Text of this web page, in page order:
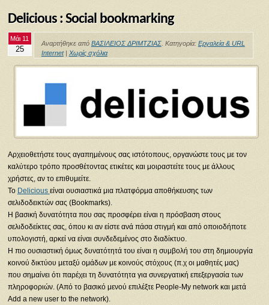
Delicious : Social bookmarking
Μάι 11
25
Αναρτήθηκε από ΒΑΣΙΛΕΙΟΣ ΔΡΙΜΤΖΙΑΣ. Κατηγορία: Εργαλεία & URL
Internet| Χωρίς σχόλια
Αρχειοθετήστε τους αγαπημένους σας ιστότοπους, οργανώστε τους με τον
καλύτερο τρόπο προσθέτοντας ετικέτες και μοιραστείτε τους με άλλους
χρήστες, αν το επιθυμείτε.
Το Delicious είναι ουσιαστικά μια πλατφόρμα αποθήκευσης των
σελιδοδεικτών σας (Bookmarks).
Η βασική δυνατότητα που σας προσφέρει είναι η πρόσβαση στους
σελιδοδείκτες σας, όπου κι αν είστε ανά πάσα στιγμή και από οποιοδήποτε
υπολογιστή, αρκεί να είναι συνδεδεμένος στο διαδίκτυο.
Η πιο ουσιαστική όμως δυνατότητά του είναι η συμβολή του στη δημιουργία
κοινού δικτύου μεταξύ ομάδων με κοινούς στόχους (π.χ οι μαθητές μας)
που σημαίνει ότι παρέχει τη δυνατότητα για συνεργατική επεξεργασία των
πληροφοριών. (Από το βασικό μενού επιλέξτε People-My network και μετά
Add a new user to the network).